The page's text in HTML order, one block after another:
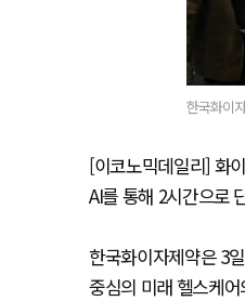
한국화이
[이코노믹데일리] 화
AI를 통해 2시간으로
한국화이자제약은 3
중심의 미래 헬스케